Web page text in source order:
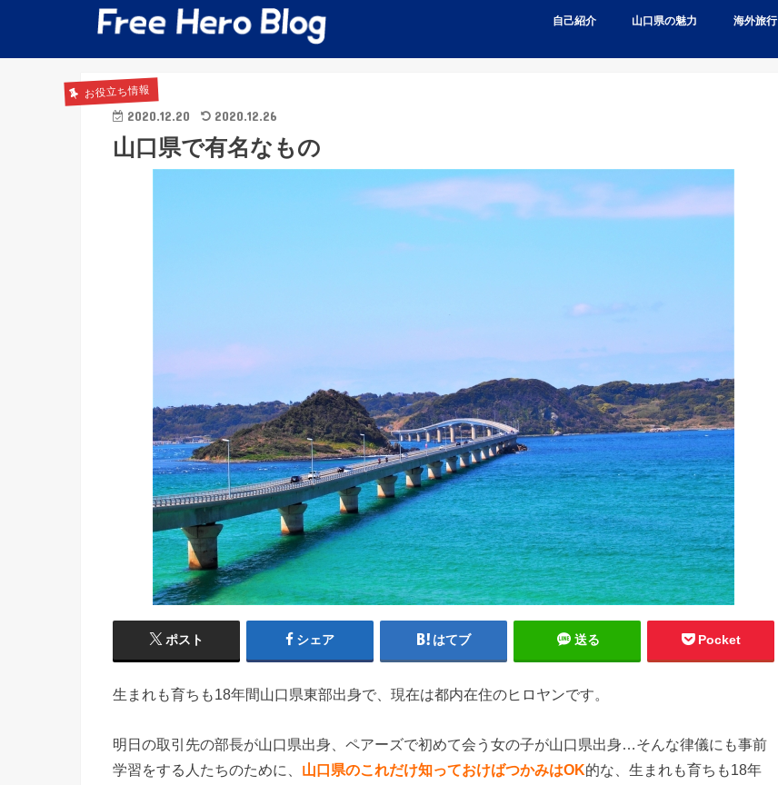
自己紹介 山口県の魅力 海外旅行
お役立ち情報
2020.12.20 2020.12.26
山口県で有名なもの
ポスト シェア はてブ 送る Pocket
生まれも育ちも18年間山口県東部出身で、現在は都内在住のヒロヤンです。
明日の取引先の部長が山口県出身、ペアーズで初めて会う女の子が山口県出身…そんな律儀にも事前
学習をする人たちのために、 山口県のこれだけ知っておけばつかみはOK的な、生まれも育ちも18年